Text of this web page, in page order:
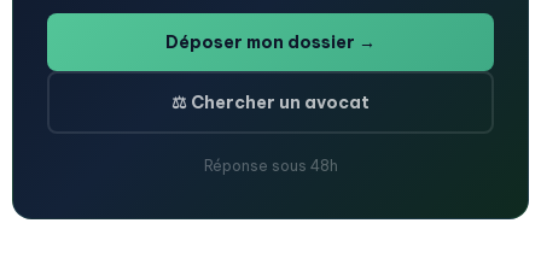
Déposer mon dossier →
⚖️ Chercher un avocat
Réponse sous 48h